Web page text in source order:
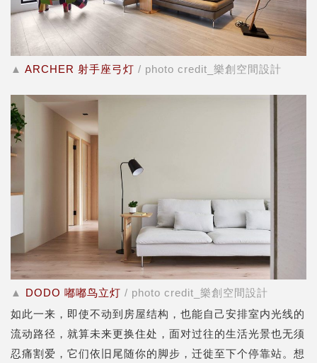
▲ ARCHER 射手座弓灯 / photo credit_樂創空間設計
▲ DODO 嘟嘟鸟立灯 / photo credit_樂創空間設計
如此一来，即使不动到房屋结构，也能自己安排室内光线的
流动路径，就算未来更换住处，面对过往的生活光景也无须
忍痛割爱，它们依旧尾随你的脚步，迁徙至下个停靠站。想